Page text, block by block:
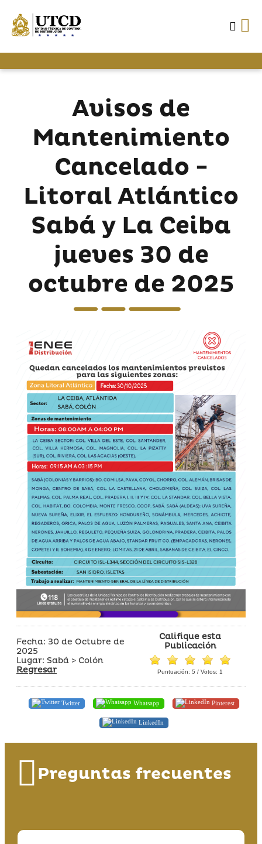
Avisos de
Mantenimiento
Cancelado -
Litoral Atlántico
Sabá y La Ceiba
jueves 30 de
octubre de 2025
Fecha: 30 de Octubre de
2025
Lugar: Sabá > Colón
Regresar
Califique esta
Publicación
Puntuación: 5 / Votos: 1
Twitter Whatsapp Pinterest
LinkedIn
Preguntas frecuentes